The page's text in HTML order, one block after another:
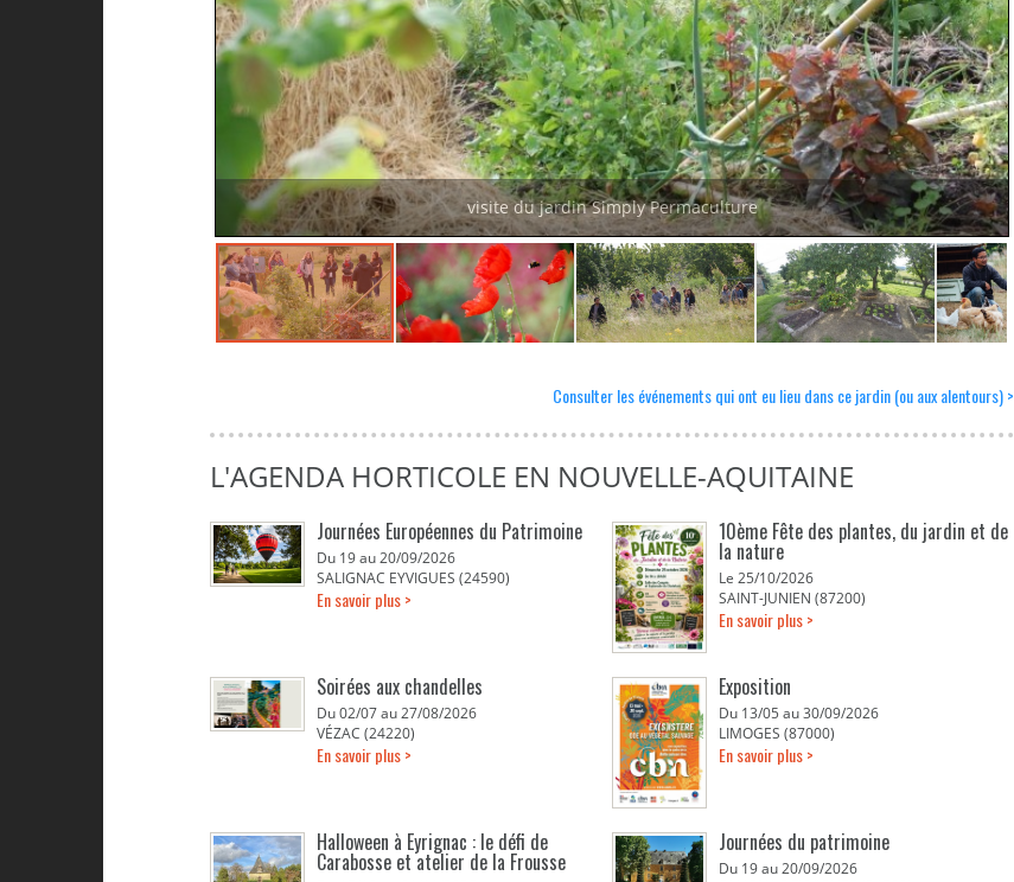
visite du jardin Simply Permaculture
Consulter les événements qui ont eu lieu dans ce jardin (ou aux alentours) >
L'AGENDA HORTICOLE EN NOUVELLE-AQUITAINE
Journées Européennes du Patrimoine
Du 19 au 20/09/2026
SALIGNAC EYVIGUES (24590)
En savoir plus >
10ème Fête des plantes, du jardin et de
la nature
Le 25/10/2026
SAINT-JUNIEN (87200)
En savoir plus >
Soirées aux chandelles
Du 02/07 au 27/08/2026
VÉZAC (24220)
En savoir plus >
Exposition
Du 13/05 au 30/09/2026
LIMOGES (87000)
En savoir plus >
Halloween à Eyrignac : le défi de
Carabosse et atelier de la Frousse
Journées du patrimoine
Du 19 au 20/09/2026